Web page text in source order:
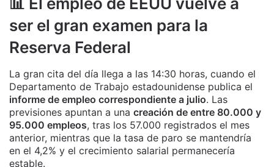
ser el gran examen para la
Reserva Federal
La gran cita del día llega a las 14:30 horas, cuando el
Departamento de Trabajo estadounidense publica el
informe de empleo correspondiente a julio. Las
previsiones apuntan a una creación de entre 80.000 y
95.000 empleos, tras los 57.000 registrados el mes
anterior, mientras que la tasa de paro se mantendría
en el 4,2% y el crecimiento salarial permanecería
estable.